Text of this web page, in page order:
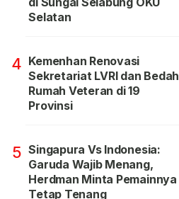
Selatan
4 Kemenhan Renovasi
Sekretariat LVRI dan Bedah
Rumah Veteran di 19
Provinsi
5 Singapura Vs Indonesia:
Garuda Wajib Menang,
Herdman Minta Pemainnya
Tetap Tenang